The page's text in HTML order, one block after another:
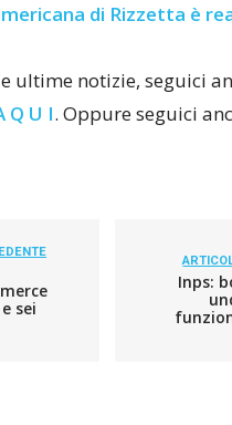
di Rizzetta è
ultime notizie, seguici
Q U I. Oppure seguici
sei
Inps: